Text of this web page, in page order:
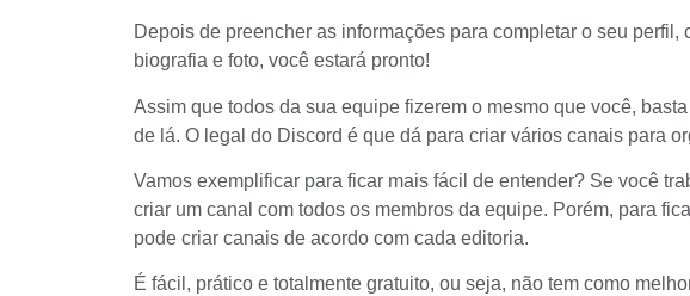
Depois de preencher as informações para completar o seu perfil,
biografia e foto, você estará pronto!
Assim que todos da sua equipe fizerem o mesmo que você,
de lá. O legal do Discord é que dá para criar vários canais para
Vamos exemplificar para ficar mais fácil de entender? Se você
criar um canal com todos os membros da equipe. Porém, para
pode criar canais de acordo com cada editoria.
É fácil, prático e totalmente gratuito, ou seja, não tem como